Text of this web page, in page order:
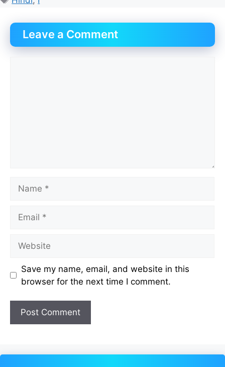
Leave a Comment
Save my name, email, and website in this
browser for the next time I comment.